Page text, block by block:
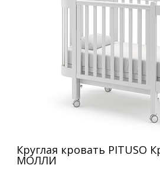
Круглая кровать PITUSO
МОЛЛИ